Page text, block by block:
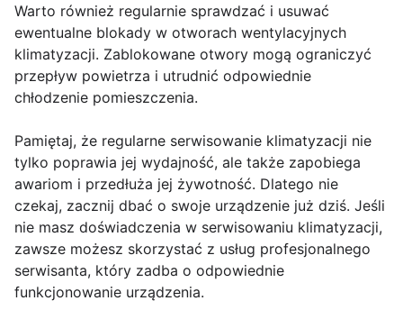
Warto również regularnie sprawdzać i usuwać
ewentualne blokady w otworach wentylacyjnych
klimatyzacji. Zablokowane otwory mogą ograniczyć
przepływ powietrza i utrudnić odpowiednie
chłodzenie pomieszczenia.
Pamiętaj, że regularne serwisowanie klimatyzacji nie
tylko poprawia jej wydajność, ale także zapobiega
awariom i przedłuża jej żywotność. Dlatego nie
czekaj, zacznij dbać o swoje urządzenie już dziś. Jeśli
nie masz doświadczenia w serwisowaniu klimatyzacji,
zawsze możesz skorzystać z usług profesjonalnego
serwisanta, który zadba o odpowiednie
funkcjonowanie urządzenia.